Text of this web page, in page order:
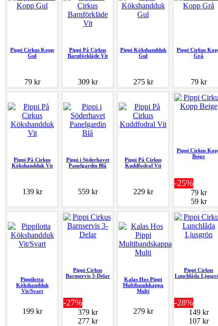
Pippi Cirkus Kopp
Gul
79 kr
Pippi På Cirkus
Barnförkläde Vit
309 kr
Pippi Kökshandduk
Gul
275 kr
Pippi Cirkus
Grå
79 kr
Pippi På Cirkus
Kökshandduk Vit
139 kr
Pippi i Söderhavet
Panelgardin Blå
559 kr
Pippi På Cirkus
Kuddfodral Vit
229 kr
Pippi Cirkus
Beige
-25%
79 kr
59 kr
Pippilotta
Kökshandduk
Vit/Svart
199 kr
Pippi Cirkus
Barnservis 3-Delar
-27%
379 kr
277 kr
Kalas Hos Pippi
Multibandskappa
Multi
279 kr
Pippi Cirkus
Lunchlåda
-28%
149 kr
107 kr